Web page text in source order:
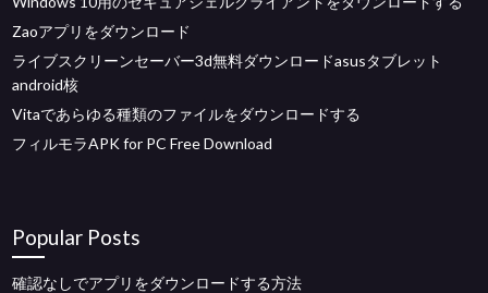
Zaoアプリをダウンロード
ライブスクリーンセーバー3d無料ダウンロードasusタブレット
android核
Vitaであらゆる種類のファイルをダウンロードする
フィルモラAPK for PC Free Download
Popular Posts
確認なしでアプリをダウンロードする方法